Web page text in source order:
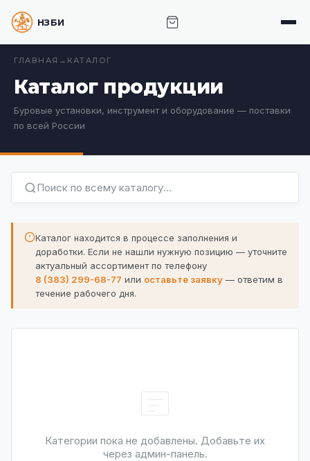
ГЛАВНАЯ → КАТАЛОГ
Каталог продукции
Буровые установки, инструмент и оборудование — поставки
по всей России
Каталог находится в процессе заполнения и
доработки. Если не нашли нужную позицию — уточните
актуальный ассортимент по телефону
8 (383) 299-68-77 или оставьте заявку — ответим в
течение рабочего дня.
Категории пока не добавлены. Добавьте их
через админ-панель.